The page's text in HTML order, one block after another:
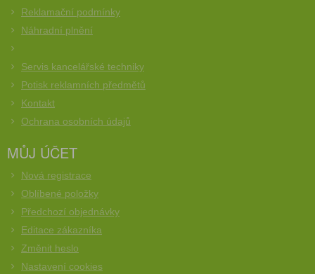
Reklamační podmínky
Náhradní plnění
Servis kancelářské techniky
Potisk reklamních předmětů
Kontakt
Ochrana osobních údajů
MŮJ ÚČET
Nová registrace
Oblíbené položky
Předchozí objednávky
Editace zákazníka
Změnit heslo
Nastavení cookies